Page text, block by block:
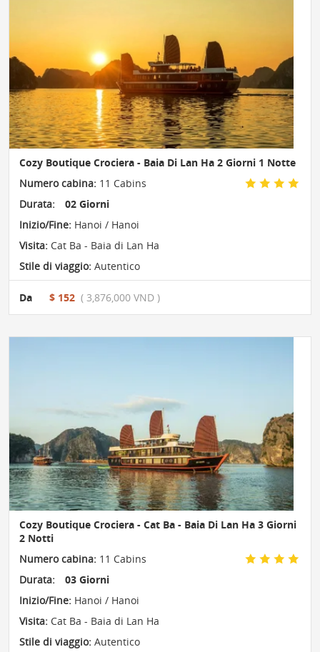
Cozy Boutique Crociera - Baia Di Lan Ha 2 Giorni 1 Notte
Numero cabina: 11 Cabins
Durata:
02 Giorni
Inizio/Fine: Hanoi / Hanoi
Visita: Cat Ba - Baia di Lan Ha
Stile di viaggio: Autentico
Da $ 152 ( 3,876,000 VND )
Cozy Boutique Crociera - Cat Ba - Baia Di Lan Ha 3 Giorni
2 Notti
Numero cabina: 11 Cabins
Durata:
03 Giorni
Inizio/Fine: Hanoi / Hanoi
Visita: Cat Ba - Baia di Lan Ha
Stile di viaggio: Autentico